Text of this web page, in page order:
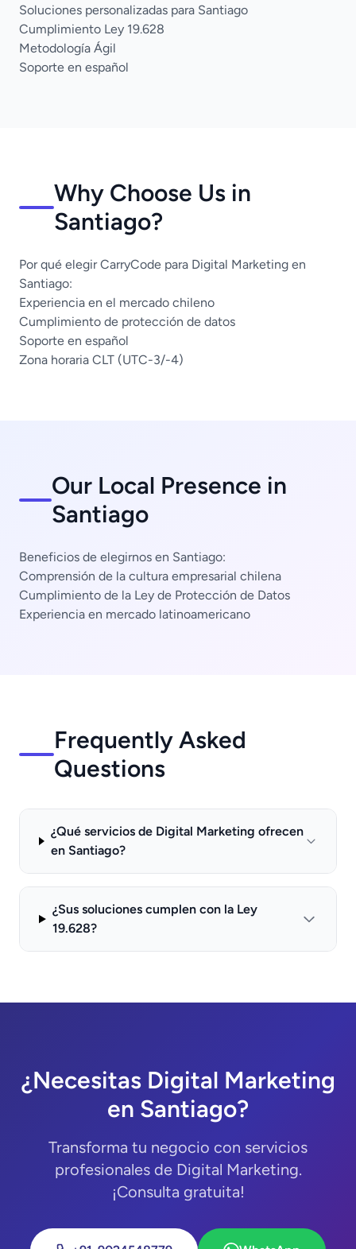
Soluciones personalizadas para Santiago
Cumplimiento Ley 19.628
Metodología Ágil
Soporte en español
Why Choose Us in
Santiago?
Por qué elegir CarryCode para Digital Marketing en
Santiago:
Experiencia en el mercado chileno
Cumplimiento de protección de datos
Soporte en español
Zona horaria CLT (UTC-3/-4)
Our Local Presence in
Santiago
Beneficios de elegirnos en Santiago:
Comprensión de la cultura empresarial chilena
Cumplimiento de la Ley de Protección de Datos
Experiencia en mercado latinoamericano
Frequently Asked
Questions
¿Qué servicios de Digital Marketing ofrecen
en Santiago?
¿Sus soluciones cumplen con la Ley
19.628?
¿Necesitas Digital Marketing
en Santiago?
Transforma tu negocio con servicios
profesionales de Digital Marketing.
¡Consulta gratuita!